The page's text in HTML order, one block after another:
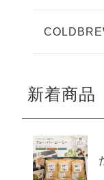
新着商品